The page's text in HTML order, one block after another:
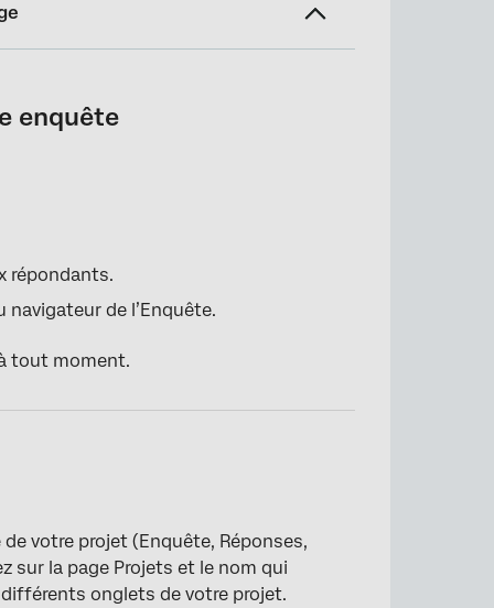
enquête
répondants.
de l’Enquête.
tout moment.
votre projet (Enquête, Réponses,
sur la page Projets et le nom qui
onglets de votre projet.